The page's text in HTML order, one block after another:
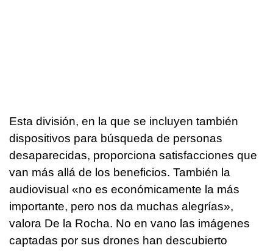
Esta división, en la que se incluyen también
dispositivos para búsqueda de personas
desaparecidas, proporciona satisfacciones que
van más allá de los beneficios. También la
audiovisual «no es económicamente la más
importante, pero nos da muchas alegrías»,
valora De la Rocha. No en vano las imágenes
captadas por sus drones han descubierto